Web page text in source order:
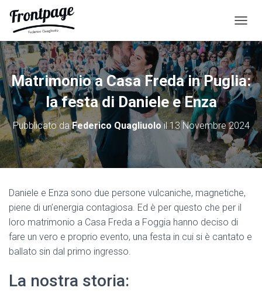
A
V
I
G
A
Z
I
N
E
T
O
L
Matrimonio a Casa Freda in Puglia:
la festa di Daniele e Enza
Pubblicato daFederico Quagliuoloil13 Novembre 2024
Daniele e Enza sono due persone vulcaniche, magnetiche,
piene di un’energia contagiosa. Ed è per questo che per il
loro matrimonio a Casa Freda a Foggia hanno deciso di
fare un vero e proprio evento, una festa in cui si è cantato e
ballato sin dal primo ingresso.
La nostra storia: